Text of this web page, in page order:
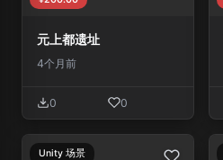
元上都遗址
4个月前
0 0
Unity 场景